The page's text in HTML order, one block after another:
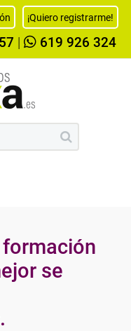
¡Quiero registrarme!
619 926 324
se